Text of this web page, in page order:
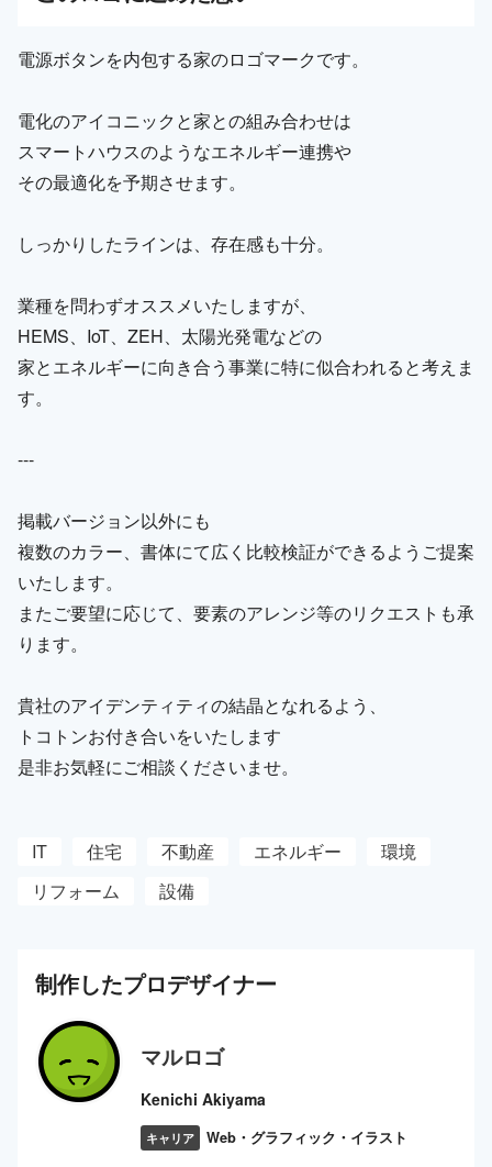
電源ボタンを内包する家のロゴマークです。
電化のアイコニックと家との組み合わせは
スマートハウスのようなエネルギー連携や
その最適化を予期させます。
しっかりしたラインは、存在感も十分。
業種を問わずオススメいたしますが、
HEMS、IoT、ZEH、太陽光発電などの
家とエネルギーに向き合う事業に特に似合われると考えま
す。
---
掲載バージョン以外にも
複数のカラー、書体にて広く比較検証ができるようご提案
いたします。
またご要望に応じて、要素のアレンジ等のリクエストも承
ります。
貴社のアイデンティティの結晶となれるよう、
トコトンお付き合いをいたします
是非お気軽にご相談くださいませ。
IT 住宅 不動産 エネルギー
環境
リフォーム
設備
制作したプロデザイナー
マルロゴ
Kenichi Akiyama
キャリア Web・グラフィック・イラスト